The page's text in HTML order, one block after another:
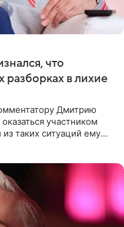
что
разборках в лихие
Дмитрию
участником
таких ситуаций ему